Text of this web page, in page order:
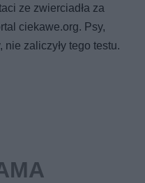
ze zwierciadła za
ciekawe.org. Psy,
zaliczyły tego testu.